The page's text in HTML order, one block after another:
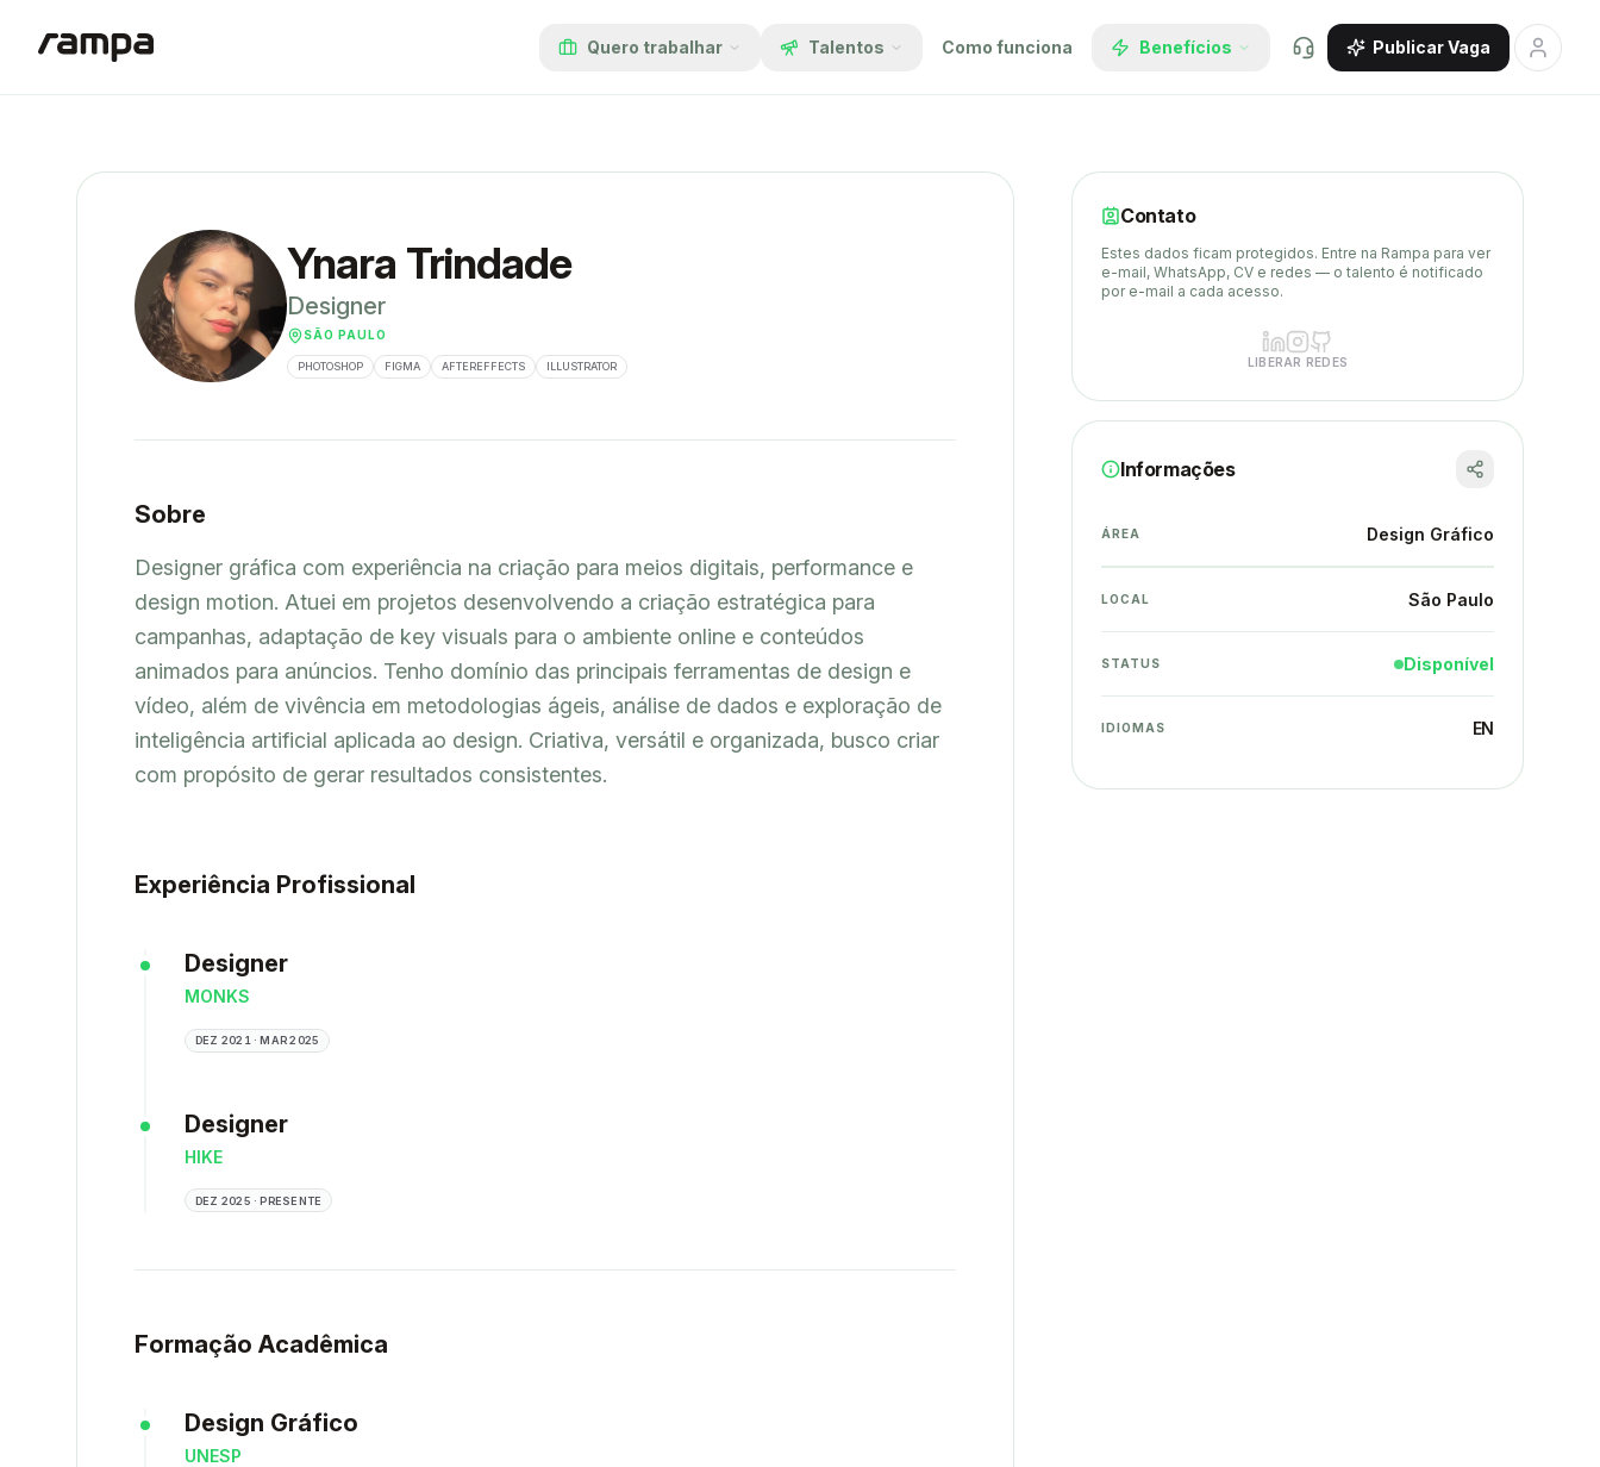
Quero trabalhar Talentos Como funciona Benefícios Publicar Vaga
Ynara Trindade
Designer
SÃO PAULO
PHOTOSHOP FIGMA AFTEREFFECTS ILLUSTRATOR
Sobre
Designer gráfica com experiência na criação para meios digitais, performance e
design motion. Atuei em projetos desenvolvendo a criação estratégica para
campanhas, adaptação de key visuals para o ambiente online e conteúdos
animados para anúncios. Tenho domínio das principais ferramentas de design e
vídeo, além de vivência em metodologias ágeis, análise de dados e exploração de
inteligência artificial aplicada ao design. Criativa, versátil e organizada, busco criar
com propósito de gerar resultados consistentes.
Experiência Profissional
Designer
MONKS
DEZ 2021 · MAR 2025
Designer
HIKE
DEZ 2025 · PRESENTE
Formação Acadêmica
Design Gráfico
UNESP
Contato
Estes dados ficam protegidos. Entre na Rampa para ver
e-mail, WhatsApp, CV e redes — o talento é notificado
por e-mail a cada acesso.
LIBERAR REDES
Informações
ÁREA Design Gráfico
LOCAL São Paulo
STATUS Disponível
IDIOMAS EN